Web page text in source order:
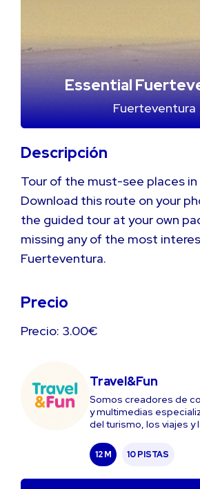
Essential
Fuerteventura
Descripción
Tour of the must-see places
Download this route on your
the guided tour at your own
missing any of the most
Fuerteventura.
Precio
Precio: 3.00€
Travel&Fun
Somos creadores de
y multimedias
del turismo, los viajes y
12 M 10 PISTAS